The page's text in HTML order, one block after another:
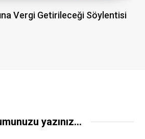
Vergi Getirileceği Söylentisi
yazınız...